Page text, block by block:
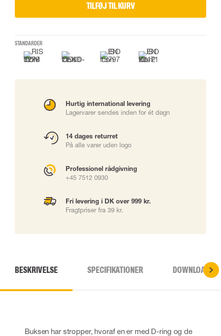
TILFØJ TIL KURV
STANDARDER
Hurtig international levering
Lagervarer sendes inden for ét døgn
14 dages returret
På alle varer uden logo
Professionel rådgivning
+45 7512 0930
Fri levering i DK over 999 kr.
Fragtpriser fra 39 kr.
BESKRIVELSE SPECIFIKATIONER DOWNLOADS
Buksen har stropper, hvoraf en er med D-ring og de